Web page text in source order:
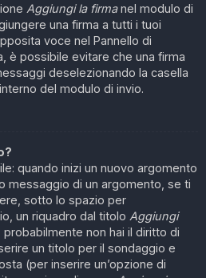
Aggiungi la firmanel modulo di
una firma a tutti i tuoi
voce nel Pannello di
è possibile evitare che una firma
deselezionando la casella
del modulo di invio.
quando inizi un nuovo argomento
messaggio di un argomento, se ti
sotto lo spazio per
un riquadro dal titolo Aggiungi
probabilmente non hai il diritto di
un titolo per il sondaggio e
(per inserire un’opzione di